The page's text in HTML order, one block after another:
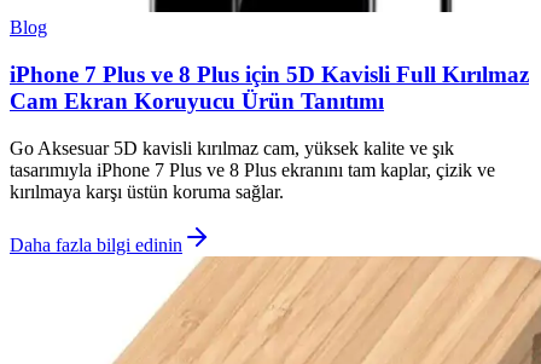
Blog
iPhone 7 Plus ve 8 Plus için 5D Kavisli Full Kırılmaz
Cam Ekran Koruyucu Ürün Tanıtımı
Go Aksesuar 5D kavisli kırılmaz cam, yüksek kalite ve şık
tasarımıyla iPhone 7 Plus ve 8 Plus ekranını tam kaplar, çizik ve
kırılmaya karşı üstün koruma sağlar.
Daha fazla bilgi edinin